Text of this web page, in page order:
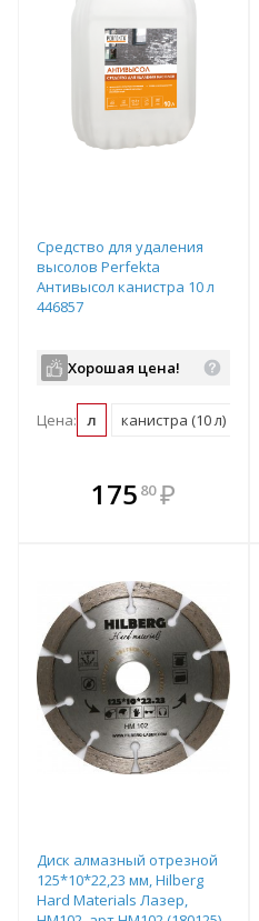
Средство для удаления
высолов Perfekta
Антивысол канистра 10 л
446857
Хорошая цена!
Цена: л канистра (10 л)
175 80 ₽
В комплекте
всегда выгоднее!
Диск алмазный отрезной
125*10*22,23 мм, Hilberg
Hard Materials Лазер,